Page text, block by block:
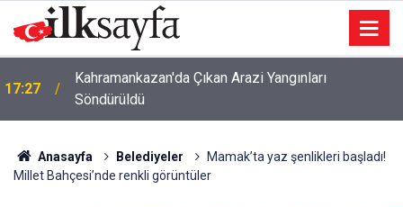
17:27
Kahramankazan'da Çıkan Arazi Yangınları
Söndürüldü
Anasayfa Belediyeler
Mamak’ta yaz şenlikleri başladı!
Millet Bahçesi’nde renkli görüntüler